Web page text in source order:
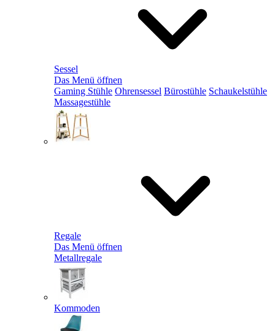
Sessel
Das Menü öffnen
Gaming Stühle Ohrensessel Bürostühle Schaukelstühle
Massagestühle
Regale
Das Menü öffnen
Metallregale
Kommoden